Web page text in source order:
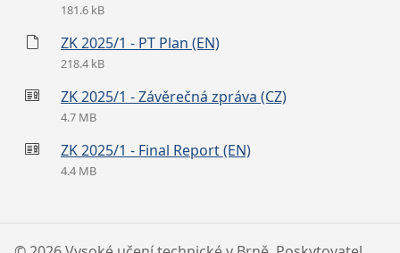
181.6 kB
ZK 2025/1 - PT Plan (EN)
218.4 kB
ZK 2025/1 - Závěrečná zpráva (CZ)
4.7 MB
ZK 2025/1 - Final Report (EN)
4.4 MB